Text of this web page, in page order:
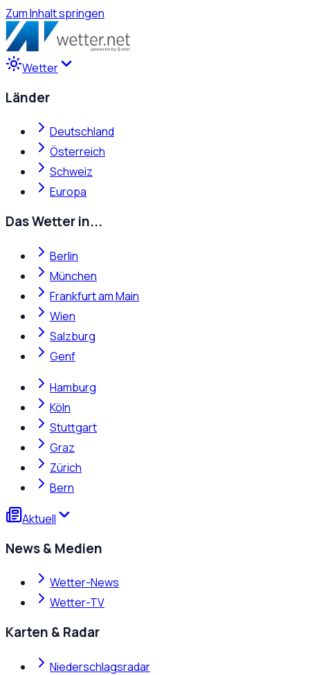
Zum Inhalt springen
Wetter
Länder
Deutschland
Österreich
Schweiz
Europa
Das Wetter in...
Berlin
München
Frankfurt am Main
Wien
Salzburg
Genf
Hamburg
Köln
Stuttgart
Graz
Zürich
Bern
Aktuell
News & Medien
Wetter-News
Wetter-TV
Karten & Radar
Niederschlagsradar